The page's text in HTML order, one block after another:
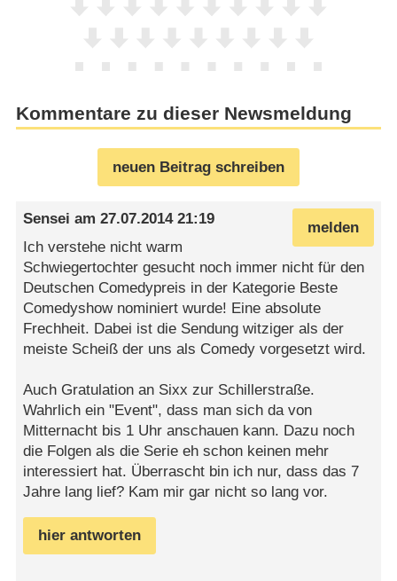
Kommentare zu dieser Newsmeldung
neuen Beitrag schreiben
melden
Sensei am27.07.2014 21:19
Ich verstehe nicht warm
Schwiegertochter gesucht noch immer nicht für den
Deutschen Comedypreis in der Kategorie Beste
Comedyshow nominiert wurde! Eine absolute
Frechheit. Dabei ist die Sendung witziger als der
meiste Scheiß der uns als Comedy vorgesetzt wird.
Auch Gratulation an Sixx zur Schillerstraße.
Wahrlich ein "Event", dass man sich da von
Mitternacht bis 1 Uhr anschauen kann. Dazu noch
die Folgen als die Serie eh schon keinen mehr
interessiert hat. Überrascht bin ich nur, dass das 7
Jahre lang lief? Kam mir gar nicht so lang vor.
hier antworten